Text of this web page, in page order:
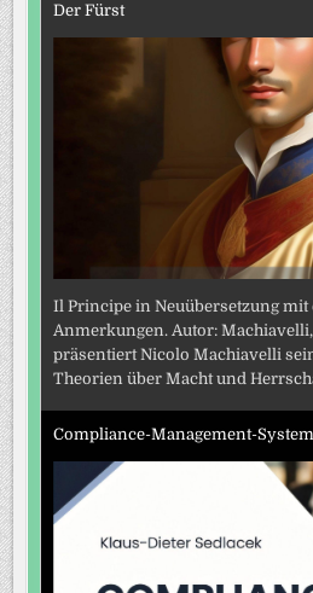
Der Fürst
Il Principe in Neuübersetzung
Anmerkungen. Autor:
präsentiert Nicolo Machiavelli
Theorien über Macht und
Compliance-Management-